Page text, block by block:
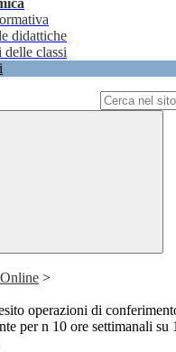
didattiche
delle classi
>
operazioni di
per n 10 ore settimanali su